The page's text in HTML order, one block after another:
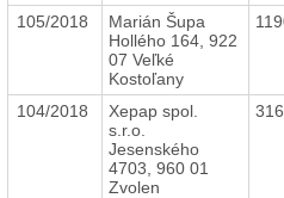
105/2018
Marián Šupa
Hollého 164, 922
07 Veľké
Kostoľany
104/2018
Xepap spol.
s.r.o.
Jesenského
4703, 960 01
Zvolen